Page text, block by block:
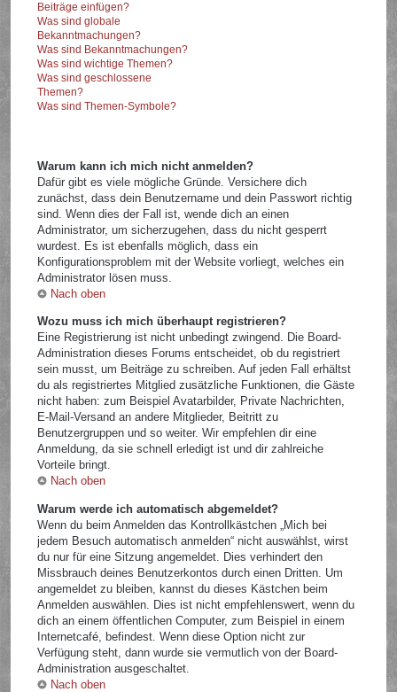
Beiträge einfügen?
Was sind globale
Bekanntmachungen?
Was sind Bekanntmachungen?
Was sind wichtige Themen?
Was sind geschlossene
Themen?
Was sind Themen-Symbole?
Warum kann ich mich nicht anmelden?
Dafür gibt es viele mögliche Gründe. Versichere dich
zunächst, dass dein Benutzername und dein Passwort richtig
sind. Wenn dies der Fall ist, wende dich an einen
Administrator, um sicherzugehen, dass du nicht gesperrt
wurdest. Es ist ebenfalls möglich, dass ein
Konfigurationsproblem mit der Website vorliegt, welches ein
Administrator lösen muss.
Nach oben
Wozu muss ich mich überhaupt registrieren?
Eine Registrierung ist nicht unbedingt zwingend. Die Board-
Administration dieses Forums entscheidet, ob du registriert
sein musst, um Beiträge zu schreiben. Auf jeden Fall erhältst
du als registriertes Mitglied zusätzliche Funktionen, die Gäste
nicht haben: zum Beispiel Avatarbilder, Private Nachrichten,
E-Mail-Versand an andere Mitglieder, Beitritt zu
Benutzergruppen und so weiter. Wir empfehlen dir eine
Anmeldung, da sie schnell erledigt ist und dir zahlreiche
Vorteile bringt.
Nach oben
Warum werde ich automatisch abgemeldet?
Wenn du beim Anmelden das Kontrollkästchen „Mich bei
jedem Besuch automatisch anmelden“ nicht auswählst, wirst
du nur für eine Sitzung angemeldet. Dies verhindert den
Missbrauch deines Benutzerkontos durch einen Dritten. Um
angemeldet zu bleiben, kannst du dieses Kästchen beim
Anmelden auswählen. Dies ist nicht empfehlenswert, wenn du
dich an einem öffentlichen Computer, zum Beispiel in einem
Internetcafé, befindest. Wenn diese Option nicht zur
Verfügung steht, dann wurde sie vermutlich von der Board-
Administration ausgeschaltet.
Nach oben